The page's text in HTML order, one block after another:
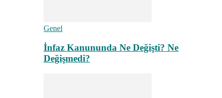
Genel
İnfaz Kanununda Ne Değişti? Ne
Değişmedi?